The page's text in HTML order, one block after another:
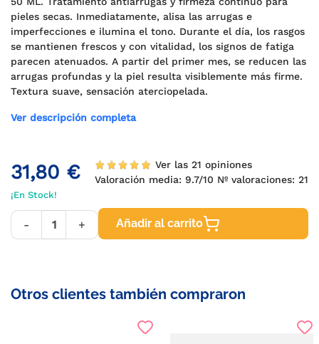
pieles secas. Inmediatamente, alisa las arrugas e
imperfecciones e ilumina el tono. Durante el día, los rasgos
se mantienen frescos y con vitalidad, los signos de fatiga
parecen atenuados. A partir del primer mes, se reducen las
arrugas profundas y la piel resulta visiblemente más firme.
Textura suave, sensación aterciopelada.
Ver descripción completa
31,80 €
Ver las 21 opiniones
Valoración media: 9.7/10 Nº valoraciones: 21
¡En Stock!
- + Añadir al carrito
Otros clientes también compraron